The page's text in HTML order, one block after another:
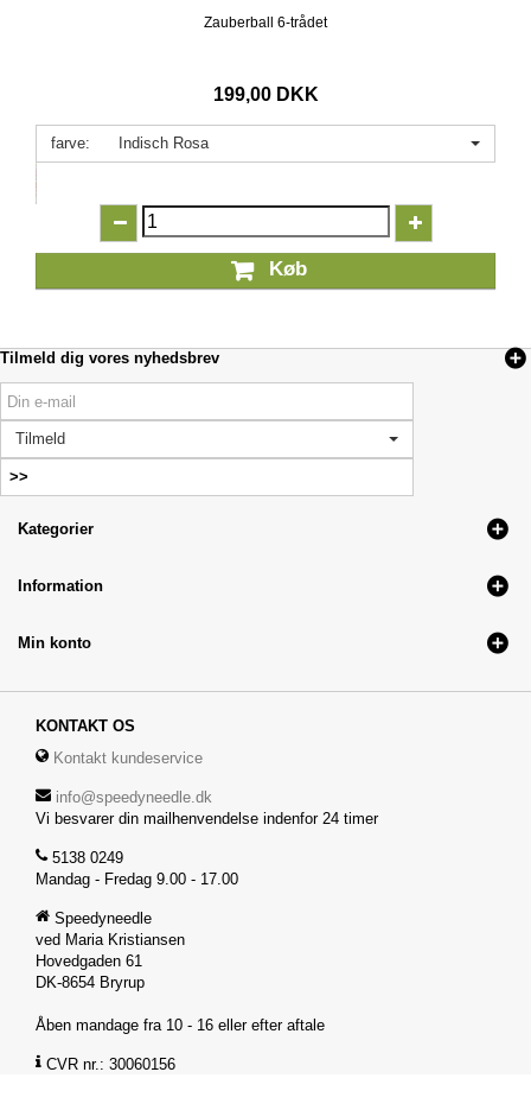
Zauberball 6-trådet
199,00 DKK
farve: Indisch Rosa
Køb
Tilmeld dig vores nyhedsbrev
Tilmeld
Kategorier
Information
Min konto
KONTAKT OS
Kontakt kundeservice
info@speedyneedle.dk
Vi besvarer din mailhenvendelse indenfor 24 timer
5138 0249
Mandag - Fredag 9.00 - 17.00
Speedyneedle
ved Maria Kristiansen
Hovedgaden 61
DK-8654 Bryrup
Åben mandage fra 10 - 16 eller efter aftale
CVR nr.: 30060156